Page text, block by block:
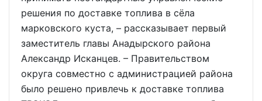
решения по доставке топлива в сёла
марковского куста, – рассказывает первый
заместитель главы Анадырского района
Александр Исканцев. – Правительством
округа совместно с администрацией района
было решено привлечь к доставке топлива